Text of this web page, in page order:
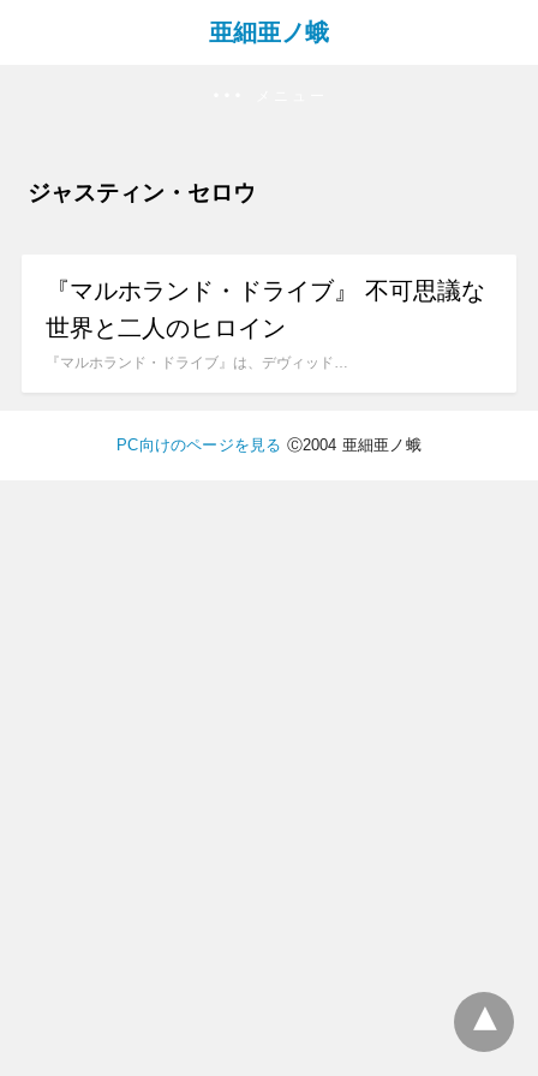
亜細亜ノ蛾
ジャスティン・セロウ
『マルホランド・ドライブ』 不可思議な
世界と二人のヒロイン
『マルホランド・ドライブ』は、デヴィッド…
PC向けのページを見る Ⓒ2004 亜細亜ノ蛾